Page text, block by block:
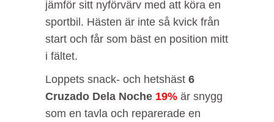
jämför sitt nyförvärv med att köra en
sportbil. Hästen är inte så kvick från
start och får som bäst en position mitt
i fältet.
Loppets snack- och hetshäst 6
Cruzado Dela Noche 19% är snygg
som en tavla och reparerade en